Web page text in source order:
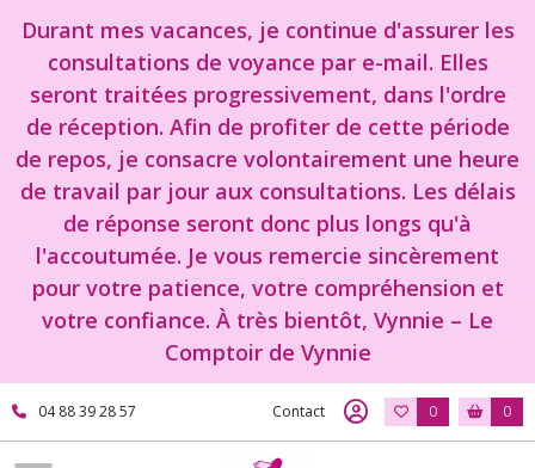
Durant mes vacances, je continue d'assurer les
consultations de voyance par e-mail. Elles
seront traitées progressivement, dans l'ordre
de réception. Afin de profiter de cette période
de repos, je consacre volontairement une heure
de travail par jour aux consultations. Les délais
de réponse seront donc plus longs qu'à
l'accoutumée. Je vous remercie sincèrement
pour votre patience, votre compréhension et
votre confiance. À très bientôt, Vynnie – Le
Comptoir de Vynnie
04 88 39 28 57 Contact 0 0